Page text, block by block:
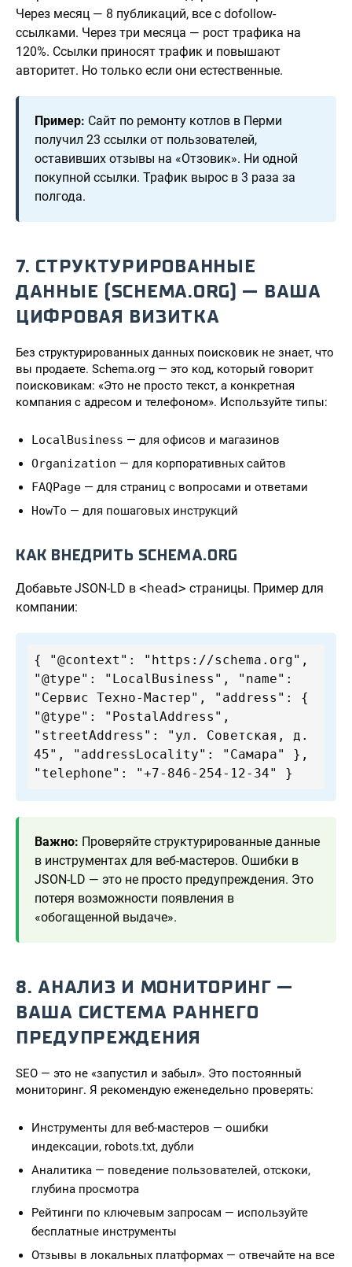
Через месяц — 8 публикаций, все с dofollow-
ссылками. Через три месяца — рост трафика на
120%. Ссылки приносят трафик и повышают
авторитет. Но только если они естественные.
Пример: Сайт по ремонту котлов в Перми
получил 23 ссылки от пользователей,
оставивших отзывы на «Отзовик». Ни одной
покупной ссылки. Трафик вырос в 3 раза за
полгода.
7. СТРУКТУРИРОВАННЫЕ
ДАННЫЕ (SCHEMA.ORG) — ВАША
ЦИФРОВАЯ ВИЗИТКА
Без структурированных данных поисковик не знает, что
вы продаете. Schema.org — это код, который говорит
поисковикам: «Это не просто текст, а конкретная
компания с адресом и телефоном». Используйте типы:
LocalBusiness — для офисов и магазинов
Organization — для корпоративных сайтов
FAQPage — для страниц с вопросами и ответами
HowTo — для пошаговых инструкций
КАК ВНЕДРИТЬ SCHEMA.ORG
Добавьте JSON-LD в <head> страницы. Пример для
компании:
{ "@context": "https://schema.org",
"@type": "LocalBusiness", "name":
"Сервис Техно-Мастер", "address": {
"@type": "PostalAddress",
"streetAddress": "ул. Советская, д.
45", "addressLocality": "Самара" },
"telephone": "+7-846-254-12-34" }
Важно: Проверяйте структурированные данные
в инструментах для веб-мастеров. Ошибки в
JSON-LD — это не просто предупреждения. Это
потеря возможности появления в
«обогащенной выдаче».
8. АНАЛИЗ И МОНИТОРИНГ —
ВАША СИСТЕМА РАННЕГО
ПРЕДУПРЕЖДЕНИЯ
SEO — это не «запустил и забыл». Это постоянный
мониторинг. Я рекомендую еженедельно проверять:
Инструменты для веб-мастеров — ошибки
индексации, robots.txt, дубли
Аналитика — поведение пользователей, отскоки,
глубина просмотра
Рейтинги по ключевым запросам — используйте
бесплатные инструменты
Отзывы в локальных платформах — отвечайте на все